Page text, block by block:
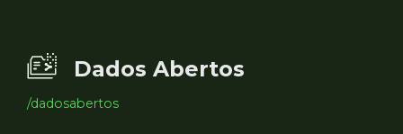
Dados Abertos
/dadosabertos